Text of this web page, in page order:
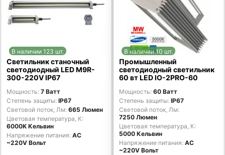
В наличии 123 шт.
Светильник станочный
светодиодный LED M9R-
300-220V IP67
Мощность 7 Ватт
Степень защиты IP67
Световой поток, Лм 665 Люмен
Цветовая температура, К
6000K Кельвин
Напряжение питания AC
~220V Вольт
В наличии 10 шт.
Промышленный
светодиодный светильник
60 вт LED IO-2PRO-60
Мощность 60 Ватт
Степень защиты IP67
Световой поток, Лм
7250 Люмен
Цветовая температура, К
5000 Кельвин
Напряжение питания AC
~220V Вольт